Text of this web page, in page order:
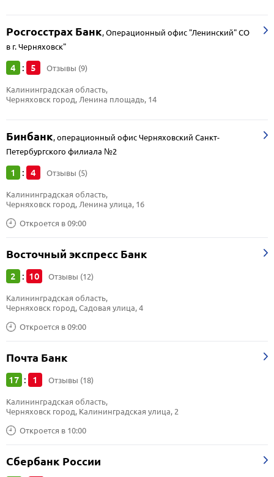
Росгосстрах Банк,Операционный офис "Ленинский" СО
в г. Черняховск"
4 : 5 Отзывы (9)
Калининградская область,
Черняховск город, Ленина площадь, 14
Бинбанк,операционный офис Черняховский Санкт-
Петербургского филиала №2
1 : 4 Отзывы (5)
Откроется в 09:00
Калининградская область,
Черняховск город, Ленина улица, 16
Восточный экспресс Банк
2 : 10 Отзывы (12)
Откроется в 09:00
Калининградская область,
Черняховск город, Садовая улица, 4
Почта Банк
17 : 1 Отзывы (18)
Откроется в 10:00
Калининградская область,
Черняховск город, Калининградская улица, 2
Сбербанк России